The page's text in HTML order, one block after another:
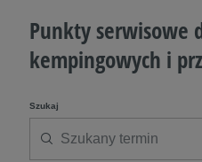
Punkty serwisowe
kempingowych i
Szukaj